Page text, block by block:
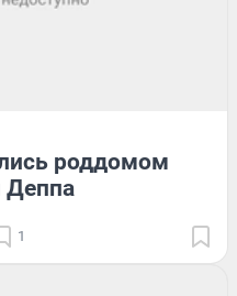
роддомом
1